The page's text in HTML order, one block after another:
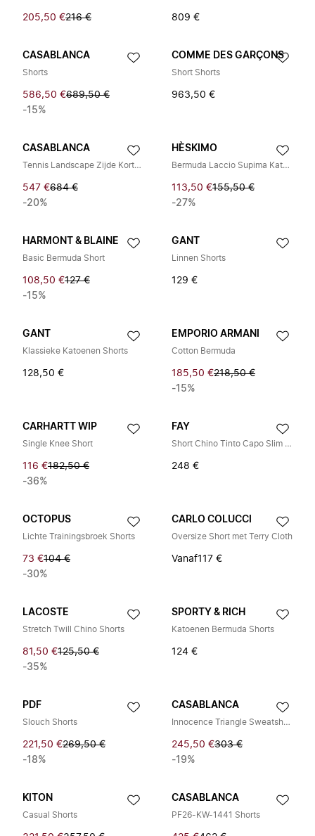
205,50 €216 € 809 €
CASABLANCA
Shorts
586,50 €689,50 €
-15%
COMME DES GARÇONS
Short Shorts
963,50 €
CASABLANCA
Tennis Landscape Zijde Korte Broek
547 €684 €
-20%
HÈSKIMO
Bermuda Laccio Supima Katoen
113,50 €155,50 €
-27%
HARMONT & BLAINE
Basic Bermuda Short
108,50 €127 €
-15%
GANT
Linnen Shorts
129 €
GANT
Klassieke Katoenen Shorts
128,50 €
EMPORIO ARMANI
Cotton Bermuda
185,50 €218,50 €
-15%
CARHARTT WIP
Single Knee Short
116 €182,50 €
-36%
FAY
Short Chino Tinto Capo Slim Fit
248 €
OCTOPUS
Lichte Trainingsbroek Shorts
73 €104 €
-30%
CARLO COLUCCI
Oversize Short met Terry Cloth
Vanaf117 €
LACOSTE
Stretch Twill Chino Shorts
81,50 €125,50 €
-35%
SPORTY & RICH
Katoenen Bermuda Shorts
124 €
PDF
Slouch Shorts
221,50 €269,50 €
-18%
CASABLANCA
Innocence Triangle Sweatshorts
245,50 €303 €
-19%
KITON
Casual Shorts
CASABLANCA
PF26-KW-1441 Shorts